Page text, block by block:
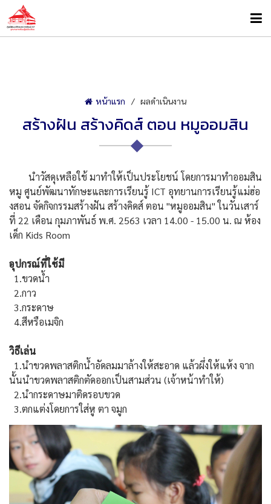
หน้าแรก ผลดำเนินงาน
สร้างฝัน สร้างคิดส์ ตอน หมูออมสิน
นำวัสดุเหลือใช้ มาทำให้เป็นประโยชน์ โดยการมาทำออมสิน
หมู ศูนย์พัฒนาทักษะและการเรียนรู้ ICT อุทยานการเรียนรู้แม่ฮ่อ
งสอน จัดกิจกรรมสร้างฝัน สร้างคิดส์ ตอน "หมูออมสิน" ในวันเสาร์
ที่ 22 เดือน กุมภาพันธ์ พ.ศ. 2563 เวลา 14.00 - 15.00 น. ณ ห้อง
เด็ก Kids Room
อุปกรณ์ที่ใช้มี
1.ขวดน้ำ
2.กาว
3.กระดาษ
4.สีหรือเมจิก
วิธีเล่น
1.นำขวดพลาสติกน้ำอัดลมมาล้างให้สะอาด แล้วผึ่งให้แห้ง จาก
นั้นนำขวดพลาสติกตัดออกเป็นสามส่วน (เจ้าหน้าทำให้)
2.นำกระดาษมาติดรอบขวด
3.ตกแต่งโดยการใส่หู ตา จมูก